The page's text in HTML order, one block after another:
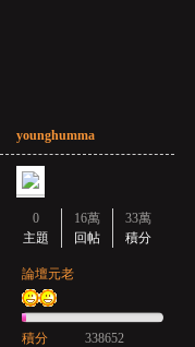
younghumma
0
主題
16萬
回帖
33萬
積分
論壇元老
積分 338652